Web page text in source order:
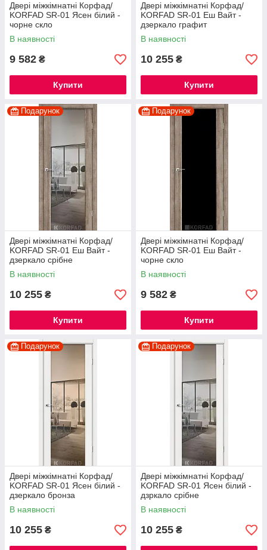
Двері міжкімнатні Корфад/
KORFAD SR-01 Ясен білий -
чорне скло
В наявності
9 582 ₴
Купити
Двері міжкімнатні Корфад/
KORFAD SR-01 Еш Вайт -
дзеркало графит
В наявності
10 255 ₴
Купити
Подарунок
Двері міжкімнатні Корфад/
KORFAD SR-01 Еш Вайт -
дзеркало срібне
В наявності
10 255 ₴
Купити
Подарунок
Двері міжкімнатні Корфад/
KORFAD SR-01 Еш Вайт -
чорне скло
В наявності
9 582 ₴
Купити
Подарунок
Двері міжкімнатні Корфад/
KORFAD SR-01 Ясен білий -
дзеркало бронза
В наявності
10 255 ₴
Подарунок
Двері міжкімнатні Корфад/
KORFAD SR-01 Ясен білий -
дзркало срібне
В наявності
10 255 ₴